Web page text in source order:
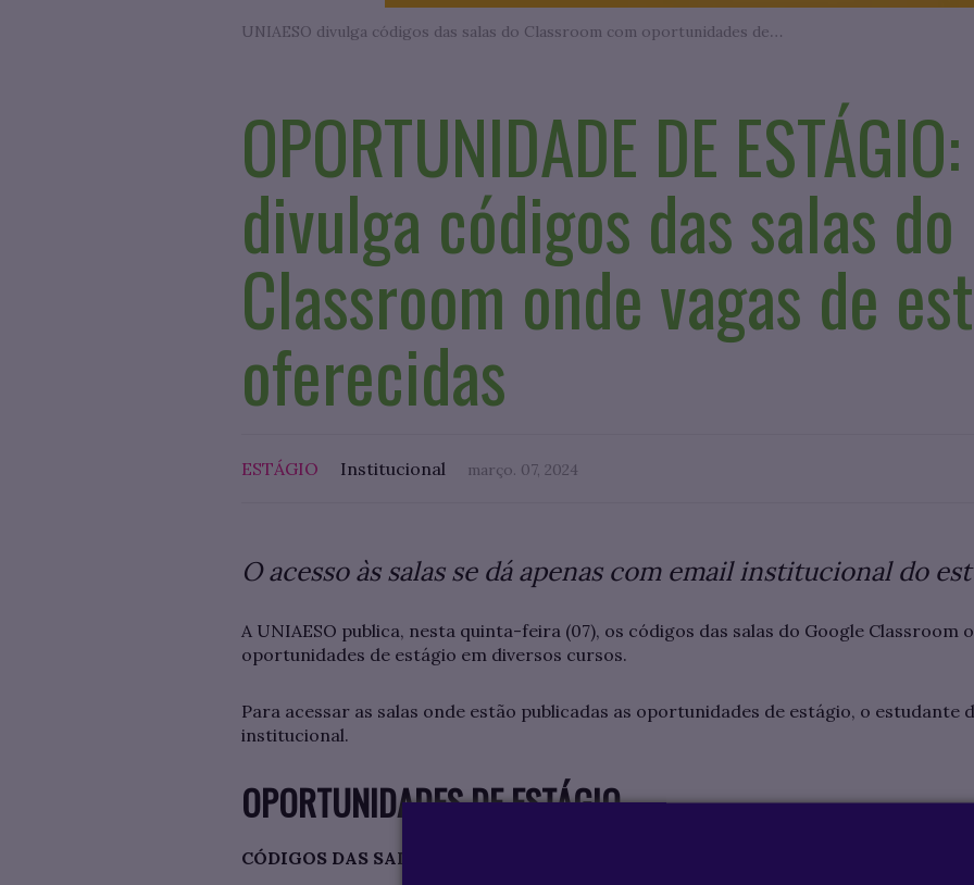
UNIAESO divulga códigos das salas do Classroom com oportunidades de estágio
OPORTUNIDADE DE
divulga códigos das salas do
Classroom onde vagas de
oferecidas
ESTÁGIO Institucional março. 07, 2024
O acesso às salas se dá apenas com email institucional do
A UNIAESO publica, nesta quinta-feira (07), os códigos das salas do Google Classroom
oportunidades de estágio em diversos cursos.
Para acessar as salas onde estão publicadas as oportunidades de estágio, o estudante
institucional.
OPORTUNIDADES DE ESTÁGIO
CÓDIGOS DAS SALAS